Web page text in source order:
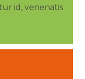
id, venenatis